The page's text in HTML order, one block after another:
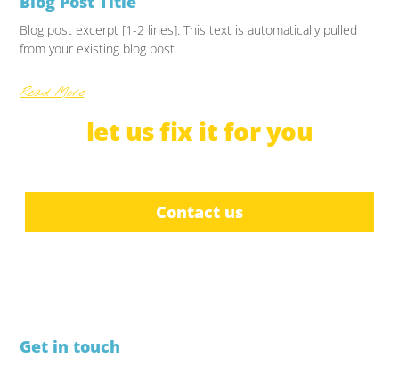
Blog post excerpt [1-2 lines]. This text is automatically pulled
from your existing blog post.
Read More
let usfixbuild
create
it for you
Contact us
Get in touch